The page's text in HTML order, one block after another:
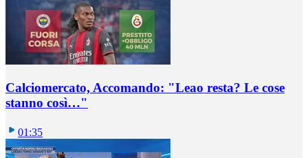
Calciomercato, Accomando: "Leao resta? Le cose
stanno così…"
01:35